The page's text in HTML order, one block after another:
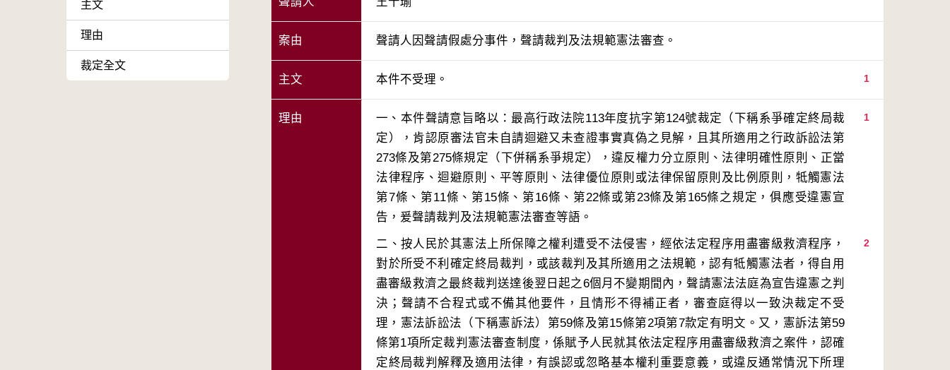
主文
理由
裁定全文
案由 聲請人因聲請假處分事件，聲請裁判及法規範憲法審查。
主文 1
本件不受理。
理由 1
一、本件聲請意旨略以：最高行政法院113年度抗字第124號裁定（下稱系爭確定終局裁
定），肯認原審法官未自請迴避又未查證事實真偽之見解，且其所適用之行政訴訟法第
273條及第275條規定（下併稱系爭規定），違反權力分立原則、法律明確性原則、正當
法律程序、迴避原則、平等原則、法律優位原則或法律保留原則及比例原則，牴觸憲法
第7條、第11條、第15條、第16條、第22條或第23條及第165條之規定，俱應受違憲宣
2
二、按人民於其憲法上所保障之權利遭受不法侵害，經依法定程序用盡審級救濟程序，
對於所受不利確定終局裁判，或該裁判及其所適用之法規範，認有牴觸憲法者，得自用
盡審級救濟之最終裁判送達後翌日起之6個月不變期間內，聲請憲法法庭為宣告違憲之判
決；聲請不合程式或不備其他要件，且情形不得補正者，審查庭得以一致決裁定不受
理，憲法訴訟法（下稱憲訴法）第59條及第15條第2項第7款定有明文。又，憲訴法第59
條第1項所定裁判憲法審查制度，係賦予人民就其依法定程序用盡審級救濟之案件，認確
定終局裁判解釋及適用法律，有誤認或忽略基本權利重要意義，或違反通常情況下所理